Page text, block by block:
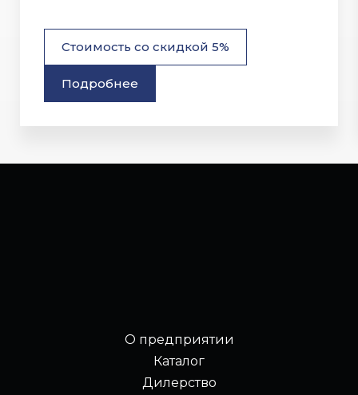
Стоимость со скидкой 5%
Подробнее
О предприятии
Каталог
Дилерство